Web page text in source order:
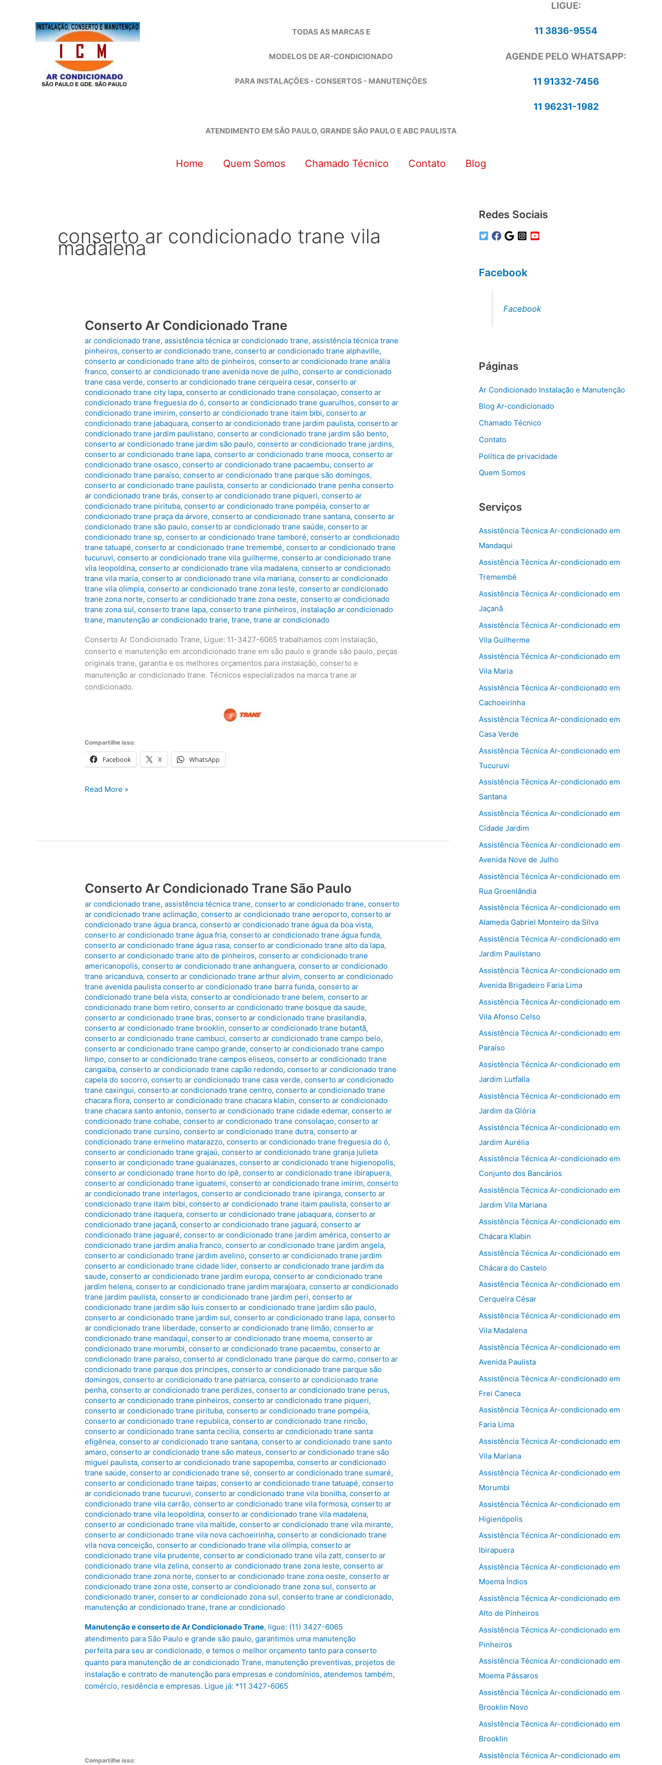
TODAS AS MARCAS E
MODELOS DE AR-CONDICIONADO
PARA INSTALAÇÕES - CONSERTOS - MANUTENÇÕES
LIGUE:
11 3836-9554
AGENDE PELO WHATSAPP:
11 91332-7456
11 96231-1982
ATENDIMENTO EM SÃO PAULO, GRANDE SÃO PAULO E ABC PAULISTA
Home Quem Somos Chamado Técnico Contato Blog
conserto ar condicionado trane vila
madalena
Conserto Ar Condicionado Trane
ar condicionado trane,assistência técnica ar condicionado trane,assistência técnica trane
pinheiros,conserto ar condicionado trane,conserto ar condicionado trane alphaville,
conserto ar condicionado trane alto de pinheiros,conserto ar condicionado trane anália
franco,conserto ar condicionado trane avenida nove de julho,conserto ar condicionado
trane casa verde,conserto ar condicionado trane cerqueira cesar,conserto ar
condicionado trane city lapa,conserto ar condicionado trane consolaçao,conserto ar
condicionado trane freguesia do ó,conserto ar condicionado trane guarulhos,conserto ar
condicionado trane imirim,conserto ar condicionado trane itaim bibi,conserto ar
condicionado trane jabaquara,conserto ar condicionado trane jardim paulista,conserto ar
condicionado trane jardim paulistano,conserto ar condicionado trane jardim são bento,
conserto ar condicionado trane jardim são paulo,conserto ar condicionado trane jardins,
conserto ar condicionado trane lapa,conserto ar condicionado trane mooca,conserto ar
condicionado trane osasco,conserto ar condicionado trane pacaembu,conserto ar
condicionado trane paraíso,conserto ar condicionado trane parque são domingos,
conserto ar condicionado trane paulista,conserto ar condicionado trane penha conserto
ar condicionado trane brás,conserto ar condicionado trane piqueri,conserto ar
condicionado trane pirituba,conserto ar condicionado trane pompéia,conserto ar
condicionado trane praça da árvore,conserto ar condicionado trane santana,conserto ar
condicionado trane são paulo,conserto ar condicionado trane saúde,conserto ar
condicionado trane sp,conserto ar condicionado trane tamboré,conserto ar condicionado
trane tatuapé,conserto ar condicionado trane tremembé,conserto ar condicionado trane
tucuruvi,conserto ar condicionado trane vila guilherme,conserto ar condicionado trane
vila leopoldina,conserto ar condicionado trane vila madalena,conserto ar condicionado
trane vila maria,conserto ar condicionado trane vila mariana,conserto ar condicionado
trane vila olímpia,conserto ar condicionado trane zona leste,conserto ar condicionado
trane zona norte,conserto ar condicionado trane zona oeste,conserto ar condicionado
trane zona sul,conserto trane lapa,conserto trane pinheiros, instalação ar condicionado
trane, manutenção ar condicionado trane,trane,trane ar condicionado
Conserto Ar Condicionado Trane, Ligue: 11-3427-6065 trabalhamos com instalação,
conserto e manutenção em arcondicionado trane em são paulo e grande são paulo, peças
originais trane, garantia e os melhores orçamentos para instalação, conserto e
manutenção ar condicionado trane. Técnicos especializados na marca trane ar
condicionado.
Compartilhe isso:
Facebook X WhatsApp
Conserto
Read More »
Conserto Ar Condicionado Trane São Paulo
ar condicionado trane,assistência técnica trane,conserto ar condicionado trane,conserto
ar condicionado trane aclimação,conserto ar condicionado trane aeroporto,conserto ar
condicionado trane água branca,conserto ar condicionado trane água da boa vista,
conserto ar condicionado trane água fria,conserto ar condicionado trane água funda,
conserto ar condicionado trane água rasa,conserto ar condicionado trane alto da lapa,
conserto ar condicionado trane alto de pinheiros,conserto ar condicionado trane
americanopolis,conserto ar condicionado trane anhanguera,conserto ar condicionado
trane aricanduva,conserto ar condicionado trane arthur alvim,conserto ar condicionado
trane avenida paulista conserto ar condicionado trane barra funda,conserto ar
condicionado trane bela vista,conserto ar condicionado trane belem,conserto ar
condicionado trane bom retiro,conserto ar condicionado trane bosque da saude,
conserto ar condicionado trane bras,conserto ar condicionado trane brasilandia,
conserto ar condicionado trane brooklin,conserto ar condicionado trane butantã,
conserto ar condicionado trane cambuci,conserto ar condicionado trane campo belo,
conserto ar condicionado trane campo grande,conserto ar condicionado trane campo
limpo,conserto ar condicionado trane campos eliseos,conserto ar condicionado trane
cangaiba,conserto ar condicionado trane capão redondo,conserto ar condicionado trane
capela do socorro,conserto ar condicionado trane casa verde,conserto ar condicionado
trane caxingui,conserto ar condicionado trane centro,conserto ar condicionado trane
chacara flora,conserto ar condicionado trane chacara klabin,conserto ar condicionado
trane chacara santo antonio,conserto ar condicionado trane cidade edemar,conserto ar
condicionado trane cohabe,conserto ar condicionado trane consolaçao,conserto ar
condicionado trane cursino,conserto ar condicionado trane dutra,conserto ar
condicionado trane ermelino matarazzo,conserto ar condicionado trane freguesia do ó,
conserto ar condicionado trane grajaú,conserto ar condicionado trane granja julieta
conserto ar condicionado trane guaianazes,conserto ar condicionado trane higienopolis,
conserto ar condicionado trane horto do ipê,conserto ar condicionado trane ibirapuera,
conserto ar condicionado trane iguatemi,conserto ar condicionado trane imirim,conserto
ar condicionado trane interlagos,conserto ar condicionado trane ipiranga,conserto ar
condicionado trane itaim bibi,conserto ar condicionado trane itaim paulista,conserto ar
condicionado trane itaquera,conserto ar condicionado trane jabaquara,conserto ar
condicionado trane jaçanã,conserto ar condicionado trane jaguará,conserto ar
condicionado trane jaguaré,conserto ar condicionado trane jardim américa,conserto ar
condicionado trane jardim analia franco,conserto ar condicionado trane jardim angela,
conserto ar condicionado trane jardim avelino,conserto ar condicionado trane jardim
conserto ar condicionado trane cidade lider,conserto ar condicionado trane jardim da
saude,conserto ar condicionado trane jardim europa,conserto ar condicionado trane
jardim helena,conserto ar condicionado trane jardim marajoara,conserto ar condicionado
trane jardim paulista,conserto ar condicionado trane jardim peri,conserto ar
condicionado trane jardim são luis conserto ar condicionado trane jardim são paulo,
conserto ar condicionado trane jardim sul,conserto ar condicionado trane lapa,conserto
ar condicionado trane liberdade,conserto ar condicionado trane limão,conserto ar
condicionado trane mandaqui,conserto ar condicionado trane moema,conserto ar
condicionado trane morumbi,conserto ar condicionado trane pacaembu,conserto ar
condicionado trane paraíso,conserto ar condicionado trane parque do carmo,conserto ar
condicionado trane parque dos principes,conserto ar condicionado trane parque são
domingos,conserto ar condicionado trane patriarca,conserto ar condicionado trane
penha,conserto ar condicionado trane perdizes,conserto ar condicionado trane perus,
conserto ar condicionado trane pinheiros,conserto ar condicionado trane piqueri,
conserto ar condicionado trane pirituba,conserto ar condicionado trane pompéia,
conserto ar condicionado trane republica,conserto ar condicionado trane rincão,
conserto ar condicionado trane santa cecilia,conserto ar condicionado trane santa
efigênea,conserto ar condicionado trane santana,conserto ar condicionado trane santo
amaro,conserto ar condicionado trane são mateus,conserto ar condicionado trane são
miguel paulista,conserto ar condicionado trane sapopemba,conserto ar condicionado
trane saúde,conserto ar condicionado trane sé,conserto ar condicionado trane sumaré,
conserto ar condicionado trane taipas,conserto ar condicionado trane tatuapé,conserto
ar condicionado trane tucuruvi,conserto ar condicionado trane vila bonilha,conserto ar
condicionado trane vila carrão,conserto ar condicionado trane vila formosa,conserto ar
condicionado trane vila leopoldina,conserto ar condicionado trane vila madalena,
conserto ar condicionado trane vila maltide,conserto ar condicionado trane vila mirante,
conserto ar condicionado trane vila nova cachoeirinha,conserto ar condicionado trane
vila nova conceição,conserto ar condicionado trane vila olímpia,conserto ar
condicionado trane vila prudente,conserto ar condicionado trane vila zatt,conserto ar
condicionado trane vila zelina,conserto ar condicionado trane zona leste,conserto ar
condicionado trane zona norte,conserto ar condicionado trane zona oeste,conserto ar
condicionado trane zona oste,conserto ar condicionado trane zona sul,conserto ar
condicionado traner,conserto ar condicionado zona sul,conserto trane ar condicionado,
manutenção ar condicionado trane,trane ar condicionado
Manutenção e conserto de Ar Condicionado Trane, ligue: (11) 3427-6065
atendimento para São Paulo e grande são paulo, garantimos uma manutenção
perfeita para seu ar condicionado, e temos o melhor orçamento tanto para conserto
quanto para manutenção de ar condicionado Trane, manutenção preventivas, projetos de
instalação e contrato de manutenção para empresas e condomínios, atendemos também,
comércio, residência e empresas. Ligue já: *11 3427-6065
Compartilhe isso:
Redes Sociais
Facebook
Facebook
Páginas
Ar Condicionado Instalação e Manutenção
Blog Ar-condicionado
Chamado Técnico
Contato
Política de privacidade
Quem Somos
Serviços
Assistência Técnica Ar-condicionado em
Mandaqui
Assistência Técnica Ar-condicionado em
Tremembé
Assistência Técnica Ar-condicionado em
Jaçanã
Assistência Técnica Ar-condicionado em
Vila Guilherme
Assistência Técnica Ar-condicionado em
Vila Maria
Assistência Técnica Ar-condicionado em
Cachoeirinha
Assistência Técnica Ar-condicionado em
Casa Verde
Assistência Técnica Ar-condicionado em
Tucuruvi
Assistência Técnica Ar-condicionado em
Santana
Assistência Técnica Ar-condicionado em
Cidade Jardim
Assistência Técnica Ar-condicionado em
Avenida Nove de Julho
Assistência Técnica Ar-condicionado em
Rua Groenlândia
Assistência Técnica Ar-condicionado em
Alameda Gabriel Monteiro da Silva
Assistência Técnica Ar-condicionado em
Jardim Paulistano
Assistência Técnica Ar-condicionado em
Avenida Brigadeiro Faria Lima
Assistência Técnica Ar-condicionado em
Vila Afonso Celso
Assistência Técnica Ar-condicionado em
Paraíso
Assistência Técnica Ar-condicionado em
Jardim Lutfalla
Assistência Técnica Ar-condicionado em
Jardim da Glória
Assistência Técnica Ar-condicionado em
Jardim Aurélia
Assistência Técnica Ar-condicionado em
Conjunto dos Bancários
Assistência Técnica Ar-condicionado em
Jardim Vila Mariana
Assistência Técnica Ar-condicionado em
Chácara Klabin
Assistência Técnica Ar-condicionado em
Chácara do Castelo
Assistência Técnica Ar-condicionado em
Cerqueira César
Assistência Técnica Ar-condicionado em
Vila Madalena
Assistência Técnica Ar-condicionado em
Avenida Paulista
Assistência Técnica Ar-condicionado em
Frei Caneca
Assistência Técnica Ar-condicionado em
Faria Lima
Assistência Técnica Ar-condicionado em
Vila Mariana
Assistência Técnica Ar-condicionado em
Morumbi
Assistência Técnica Ar-condicionado em
Higienópolis
Assistência Técnica Ar-condicionado em
Ibirapuera
Assistência Técnica Ar-condicionado em
Moema Índios
Assistência Técnica Ar-condicionado em
Alto de Pinheiros
Assistência Técnica Ar-condicionado em
Pinheiros
Assistência Técnica Ar-condicionado em
Moema Pássaros
Assistência Técnica Ar-condicionado em
Brooklin Novo
Assistência Técnica Ar-condicionado em
Brooklin
Assistência Técnica Ar-condicionado em